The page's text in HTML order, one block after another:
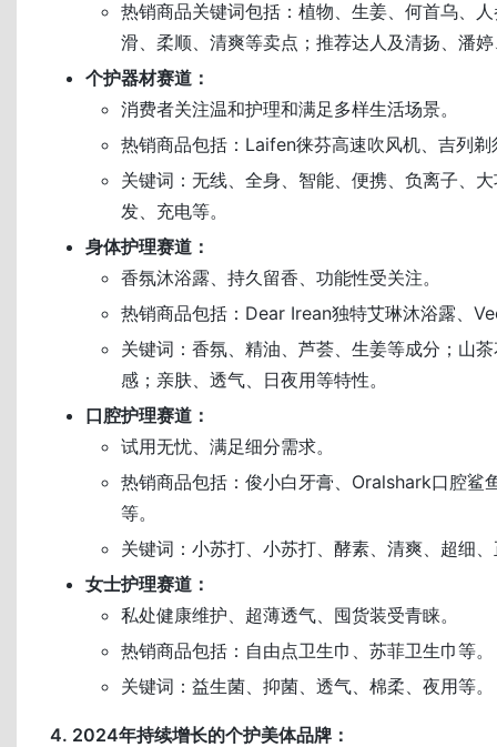
热销商品关键词包括：植物、生姜、何首乌、
滑、柔顺、清爽等卖点；推荐达人及清扬、潘
个护器材赛道：
消费者关注温和护理和满足多样生活场景。
热销商品包括：Laifen徕芬高速吹风机、吉列剃
关键词：无线、全身、智能、便携、负离子、
发、充电等。
身体护理赛道：
香氛沐浴露、持久留香、功能性受关注。
热销商品包括：Dear Irean独特艾琳沐浴露、
关键词：香氛、精油、芦荟、生姜等成分；山
感；亲肤、透气、日夜用等特性。
口腔护理赛道：
试用无忧、满足细分需求。
热销商品包括：俊小白牙膏、Oralshark口腔鲨
等。
关键词：小苏打、小苏打、酵素、清爽、超细
女士护理赛道：
私处健康维护、超薄透气、囤货装受青睐。
热销商品包括：自由点卫生巾、苏菲卫生巾等。
关键词：益生菌、抑菌、透气、棉柔、夜用等。
4. 2024年持续增长的个护美体品牌：